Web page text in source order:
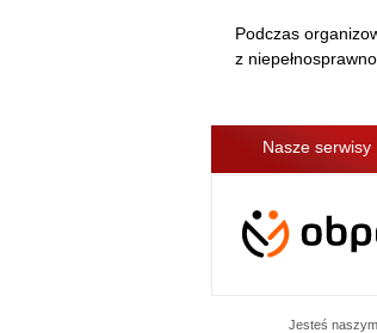
Podczas
z
Nasze serwisy
Jesteś naszym